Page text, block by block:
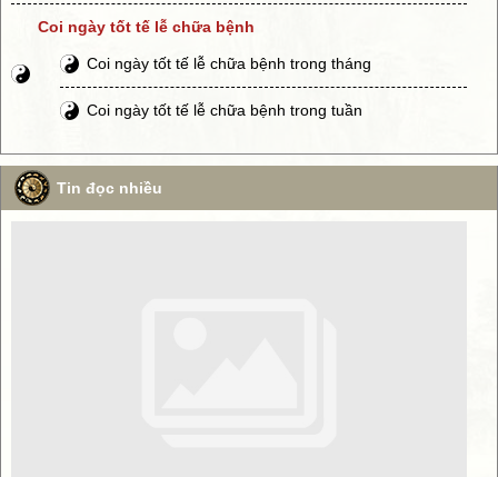
Coi ngày tốt tế lễ chữa bệnh
Coi ngày tốt tế lễ chữa bệnh trong tháng
Coi ngày tốt tế lễ chữa bệnh trong tuần
Tin đọc nhiều